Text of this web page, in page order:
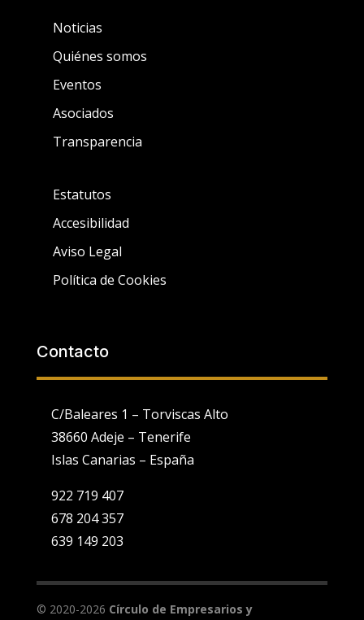
Noticias
Quiénes somos
Eventos
Asociados
Transparencia
Estatutos
Accesibilidad
Aviso Legal
Política de Cookies
Contacto
C/Baleares 1 – Torviscas Alto
38660 Adeje – Tenerife
Islas Canarias – España
922 719 407
678 204 357
639 149 203
© 2020-2026 Círculo de Empresarios y
elaborado a partir de tus hábitos de navegación (por ejemplo,
rechazar la utilización de cookies indicándolo en el siguiente